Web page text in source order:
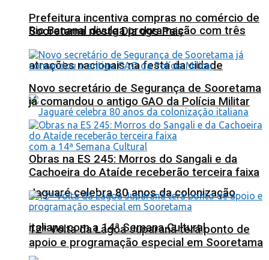
Rio Bananal divulga programação com três
atrações nacionais na festa da cidade
Jaguaré celebra 80 anos da colonização
italiana com a 14ª Semana Cultural
Prefeitura incentiva compras no comércio de
Sooretama neste Dia dos Pais
Novo secretário de Segurança de Sooretama
já comandou o antigo GAO da Polícia Militar
Obras na ES 245: Morros do Sangali e da
Cachoeira do Ataíde receberão terceira faixa
12ª Volta da Lagoa Juparanã terá ponto de
apoio e programação especial em Sooretama